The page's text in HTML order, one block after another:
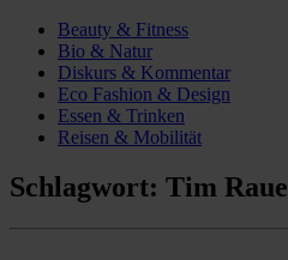
Beauty & Fitness
Bio & Natur
Diskurs & Kommentar
Eco Fashion & Design
Essen & Trinken
Reisen & Mobilität
Schlagwort: Tim Raue